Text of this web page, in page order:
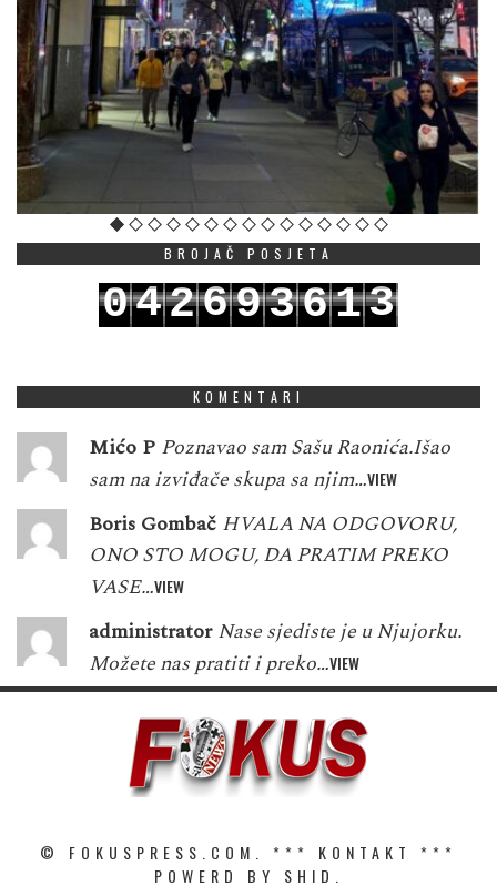
BROJAČ POSJETA
042693613
KOMENTARI
Mićo P Poznavao sam Sašu Raonića.Išao
sam na izviđače skupa sa njim…VIEW
Boris Gombač HVALA NA ODGOVORU,
ONO STO MOGU, DA PRATIM PREKO
VASE…VIEW
administrator Nase sjediste je u Njujorku.
Možete nas pratiti i preko…VIEW
© FOKUSPRESS.COM. *** KONTAKT
***
POWERD BY SHID.